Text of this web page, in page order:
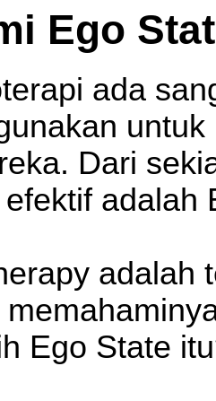
Ego
ada
Dari
adalah
adalah
Ego State